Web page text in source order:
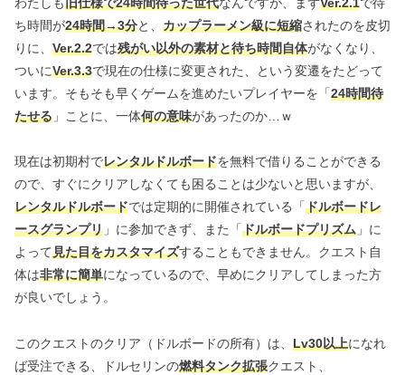
ち時間が24時間→3分と、 カップラーメン級に短縮されたのを皮切
りに、 Ver.2.2では残がい以外の素材と待ち時間自体がなくなり、
ついにVer.3.3で現在の仕様に変更された、という変遷をたどって
います。そもそも早くゲームを進めたいプレイヤーを「24時間待
たせる 」ことに、一体何の意味があったのか…ｗ
現在は初期村でレンタルドルボードを無料で借りることができる
ので、すぐにクリアしなくても困ることは少ないと思いますが、
レンタルドルボードでは定期的に開催されている「ドルボードレ
ースグランプリ 」に参加できず、また「ドルボードプリズム 」に
よって見た目をカスタマイズすることもできません。クエスト自
体は非常に簡単になっているので、早めにクリアしてしまった方
が良いでしょう。
このクエストのクリア（ドルボードの所有）は、 Lv30以上になれ
ば受注できる、ドルセリンの燃料タンク拡張クエスト、